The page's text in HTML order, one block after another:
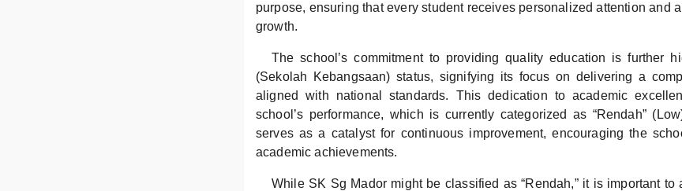
purpose, ensuring that every student receives personalized attention and
growth.
The school’s commitment to providing quality education is further
(Sekolah Kebangsaan) status, signifying its focus on delivering a
aligned with national standards. This dedication to academic
school’s performance, which is currently categorized as “Rendah”
serves as a catalyst for continuous improvement, encouraging the
academic achievements.
While SK Sg Mador might be classified as “Rendah,” it is important to